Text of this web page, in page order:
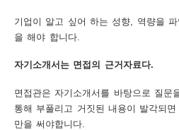
기업이 알고 싶어 하는 성향, 역량을
을 해야 합니다.
자기소개서는 면접의 근거자료다.
면접관은 자기소개서를 바탕으로 질문
통해 부풀리고 거짓된 내용이 발각되
만을 써야합니다.
미
취